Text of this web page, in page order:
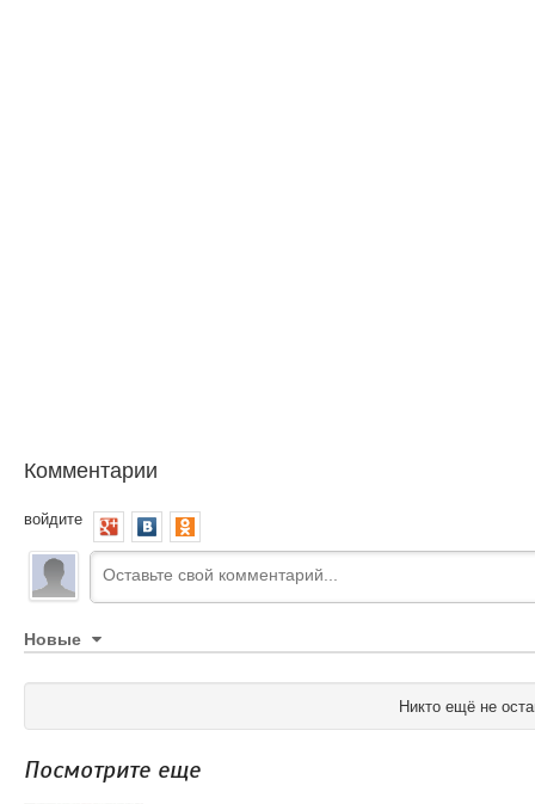
Комментарии
войдите
Новые
Никто ещё не
Посмотрите еще